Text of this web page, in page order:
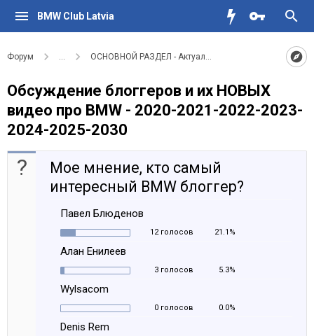
BMW Club Latvia
Форум ... ОСНОВНОЙ РАЗДЕЛ - Актуальное для водителей BMW
Обсуждение блоггеров и их НОВЫХ
видео про BMW - 2020-2021-2022-2023-
2024-2025-2030
?
Мое мнение, кто самый
интересный BMW блоггер?
Павел Блюденов
12 голосов 21.1%
Алан Енилеев
3 голосов 5.3%
Wylsacom
0 голосов 0.0%
Denis Rem